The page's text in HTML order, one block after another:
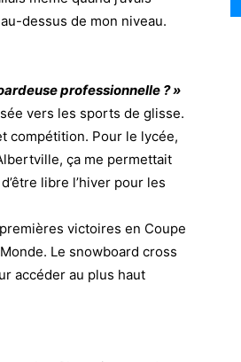
dessus de mon niveau.
professionnelle ? »
vers les sports de glisse.
compétition. Pour le lycée,
ça me permettait
libre l’hiver pour les
victoires en Coupe
Le snowboard cross
accéder au plus haut